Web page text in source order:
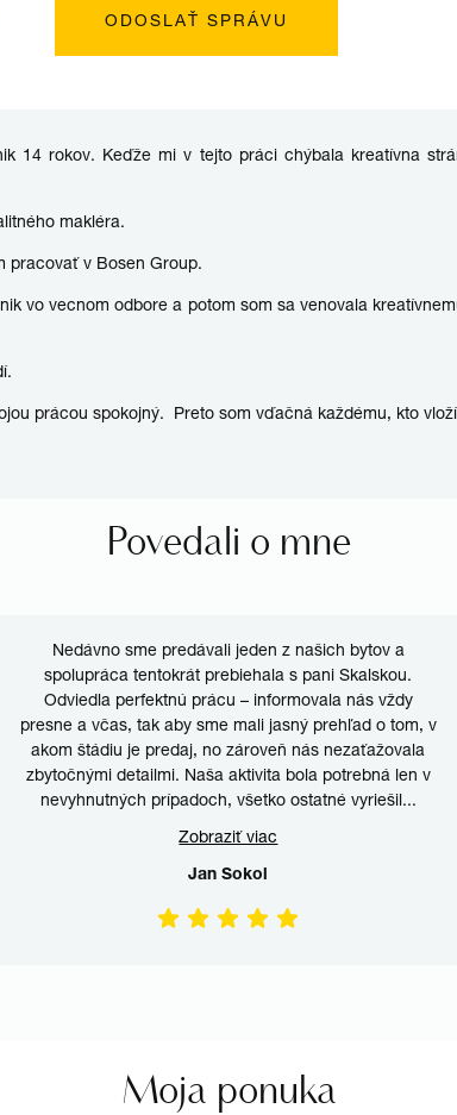
14 rokov. Keďže mi v tejto práci chýbala kreatívna
makléra.
pracovať v Bosen Group.
vo vecnom odbore a potom som sa venovala
prácou spokojný. Preto som vďačná každému, kto
Povedali o mne
Nedávno sme predávali jeden z našich bytov a
spolupráca tentokrát prebiehala s pani Skalskou.
Odviedla perfektnú prácu – informovala nás vždy
presne a včas, tak aby sme mali jasný prehľad o tom, v
akom štádiu je predaj, no zároveň nás nezaťažovala
zbytočnými detailmi. Naša aktivita bola potrebná len v
nevyhnutných prípadoch, všetko ostatné vyriešil ...
Zobraziť viac
Jan Sokol
Moja ponuka